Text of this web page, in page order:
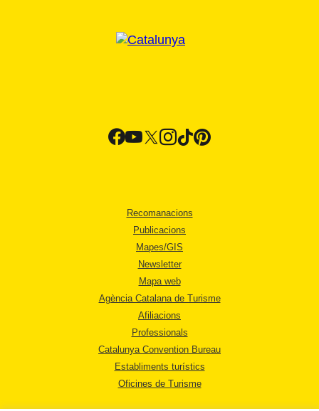
Recomanacions
Publicacions
Mapes/GIS
Newsletter
Mapa web
Agència Catalana de Turisme
Afiliacions
Professionals
Catalunya Convention Bureau
Establiments turístics
Oficines de Turisme